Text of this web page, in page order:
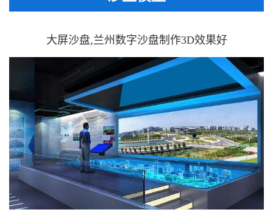
大屏沙盘,兰州数字沙盘制作3D效果好